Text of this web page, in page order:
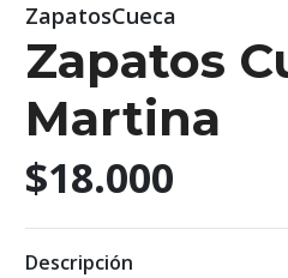
ZapatosCueca
Zapatos
Martina
$18.000
Descripción